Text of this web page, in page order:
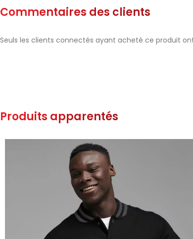
Commentaires des clients
Seuls les clients connectés ayant acheté ce produit
Produits apparentés